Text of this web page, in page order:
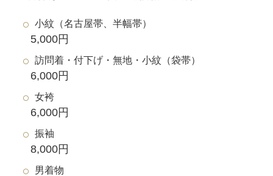
小紋（名古屋帯、半幅帯）
5,000円
訪問着・付下げ・無地・小紋（袋帯）
6,000円
女袴
6,000円
振袖
8,000円
男着物